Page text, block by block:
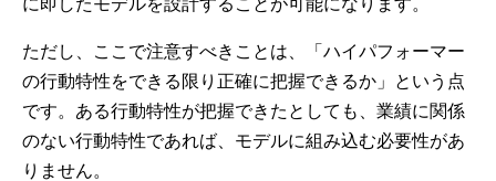
に即したモデルを設計することが可能になります。
ただし、ここで注意すべきことは、「ハイパフォーマー
の行動特性をできる限り正確に把握できるか」という点
です。ある行動特性が把握できたとしても、業績に関係
のない行動特性であれば、モデルに組み込む必要性があ
りません。